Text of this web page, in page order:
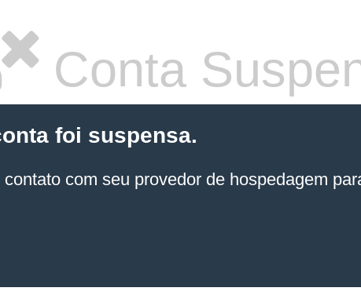
Conta
foi suspensa.
contato com seu provedor de hospedagem